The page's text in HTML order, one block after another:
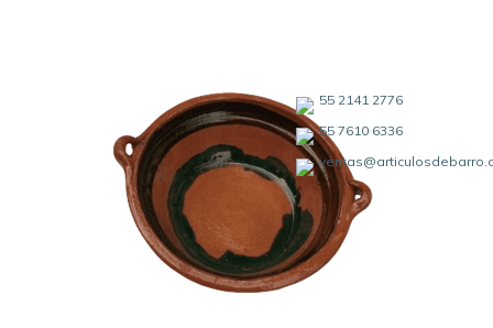
55 2141 2776
55 7610 6336